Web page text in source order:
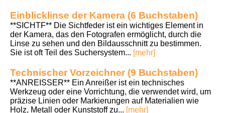
Einblicklinse der Kamera (6 Buchstaben)
**SICHTF** Die Sichtfeder ist ein wichtiges Element in
der Kamera, das den Fotografen ermöglicht, durch die
Linse zu sehen und den Bildausschnitt zu bestimmen.
Sie ist oft Teil des Suchersystem... [mehr]
Technischer Vorzeichner (9 Buchstaben)
**ANREISSER** Ein Anreißer ist ein technisches
Werkzeug oder eine Vorrichtung, die verwendet wird, um
präzise Linien oder Markierungen auf Materialien wie
Holz, Metall oder Kunststoff zu... [mehr]